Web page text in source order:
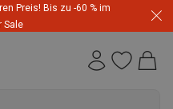
Preis! Bis zu -60 % im
Sale